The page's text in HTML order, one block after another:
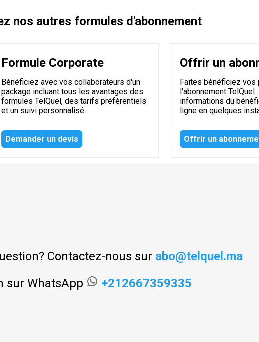
nos autres formules d'abonnement
Formule Corporate
Bénéficiez avec vos collaborateurs d'un
package incluant tous les avantages des
formules TelQuel, des tarifs préférentiels
et un suivi personnalisé.
Demander un devis
Offrir un
Faites bénéficiez vos
l'abonnement
informations du
ligne en quelques
Offrir un
Contactez-nous sur abo@telquel.ma
sur WhatsApp
+212667359335